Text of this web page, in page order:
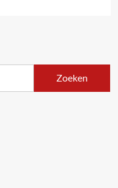
Zoeken